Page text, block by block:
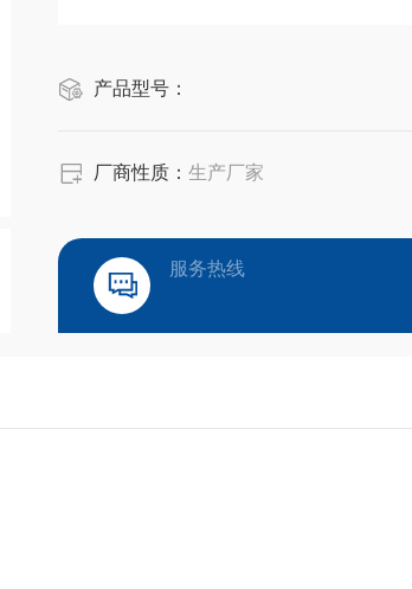
产品型号：
厂商性质： 生产厂家
服务热线